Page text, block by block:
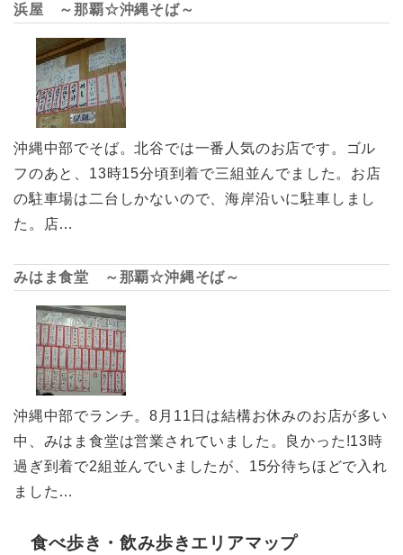
浜屋 ～那覇☆沖縄そば～
沖縄中部でそば。北谷では一番人気のお店です。ゴル
フのあと、13時15分頃到着で三組並んでました。お店
の駐車場は二台しかないので、海岸沿いに駐車しまし
た。店…
みはま食堂 ～那覇☆沖縄そば～
沖縄中部でランチ。8月11日は結構お休みのお店が多い
中、みはま食堂は営業されていました。良かった!13時
過ぎ到着で2組並んでいましたが、15分待ちほどで入れ
ました…
食べ歩き・飲み歩きエリアマップ